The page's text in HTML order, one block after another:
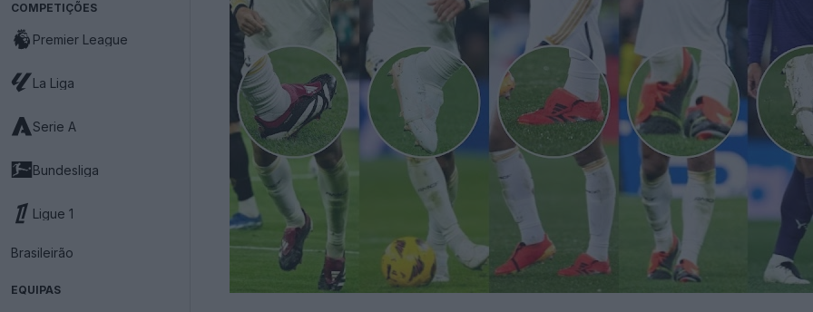
COMPETIÇÕES
Premier League
La Liga
Serie A
Bundesliga
Ligue 1
Brasileirão
EQUIPAS